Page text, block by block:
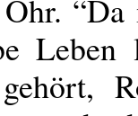
Leben